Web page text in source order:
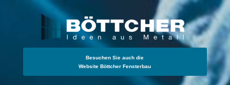
Besuchen Sie auch die
Website Böttcher Fensterbau